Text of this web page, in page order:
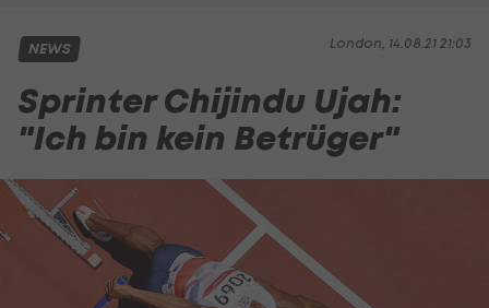
London, 14.08.21 21:03
NEWS
Sprinter Chijindu Ujah:
"Ich bin kein Betrüger"